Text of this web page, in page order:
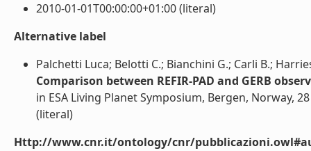
2010-01-01T00:00:00+01:00 (literal)
Alternative label
Palchetti Luca; Belotti C.; Bianchini G.; Carli B.;
Comparison between REFIR-PAD and GERB
in ESA Living Planet Symposium, Bergen, Norway, 28
(literal)
Http://www.cnr.it/ontology/cnr/